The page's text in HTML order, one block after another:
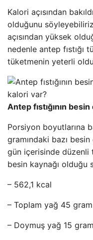
Kalori açısından
olduğunu
açısından yüksek
nedenle antep fıstığı
tüketmenin yeterli
Antep fıstığının
Porsiyon boyutlarına
gramındaki bazı
gün içerisinde düzenli
besin kaynağı olduğu
– 562,1 kcal
– Toplam yağ 45 gram
– Doymuş yağ 15 gram